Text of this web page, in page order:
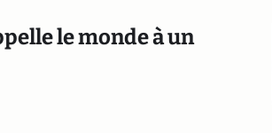
le monde à un